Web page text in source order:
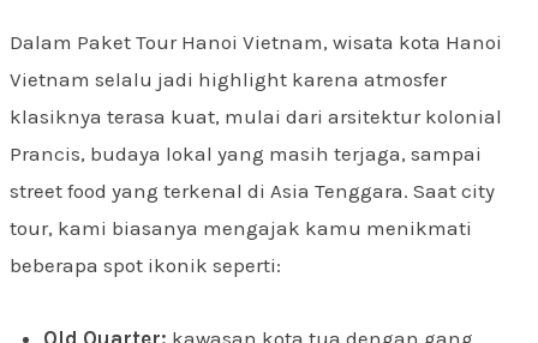
Dalam Paket Tour Hanoi Vietnam, wisata kota Hanoi
Vietnam selalu jadi highlight karena atmosfer
klasiknya terasa kuat, mulai dari arsitektur kolonial
Prancis, budaya lokal yang masih terjaga, sampai
street food yang terkenal di Asia Tenggara. Saat city
tour, kami biasanya mengajak kamu menikmati
beberapa spot ikonik seperti:
Old Quarter: kawasan kota tua dengan gang